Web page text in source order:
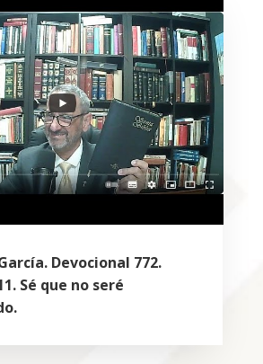
Devocional 772.
Sé que no seré